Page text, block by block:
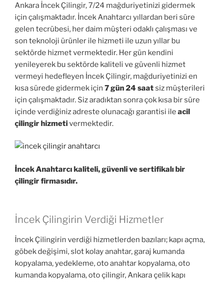
Ankara İncek Çilingir, 7/24 mağduriyetinizi gidermek
için çalışmaktadır. İncek Anahtarcı yıllardan beri süre
gelen tecrübesi, her daim müşteri odaklı çalışması ve
son teknoloji ürünler ile hizmeti ile uzun yıllar bu
sektörde hizmet vermektedir. Her gün kendini
yenileyerek bu sektörde kaliteli ve güvenli hizmet
vermeyi hedefleyen İncek Çilingir, mağduriyetinizi en
kısa sürede gidermek için 7 gün 24 saatsiz müşterileri
için çalışmaktadır. Siz aradıktan sonra çok kısa bir süre
içinde verdiğiniz adreste olunacağı garantisi ile acil
çilingir hizmetivermektedir.
İncek Anahtarcı kaliteli, güvenli ve sertifikalı bir
çilingir firmasıdır.
İncek Çilingirin Verdiği Hizmetler
İncek Çilingirin verdiği hizmetlerden bazıları; kapı açma,
göbek değişimi, slot kolay anahtar, garaj kumanda
kopyalama, yedekleme, oto anahtar kopyalama, oto
kumanda kopyalama, oto çilingir, Ankara çelik kapı